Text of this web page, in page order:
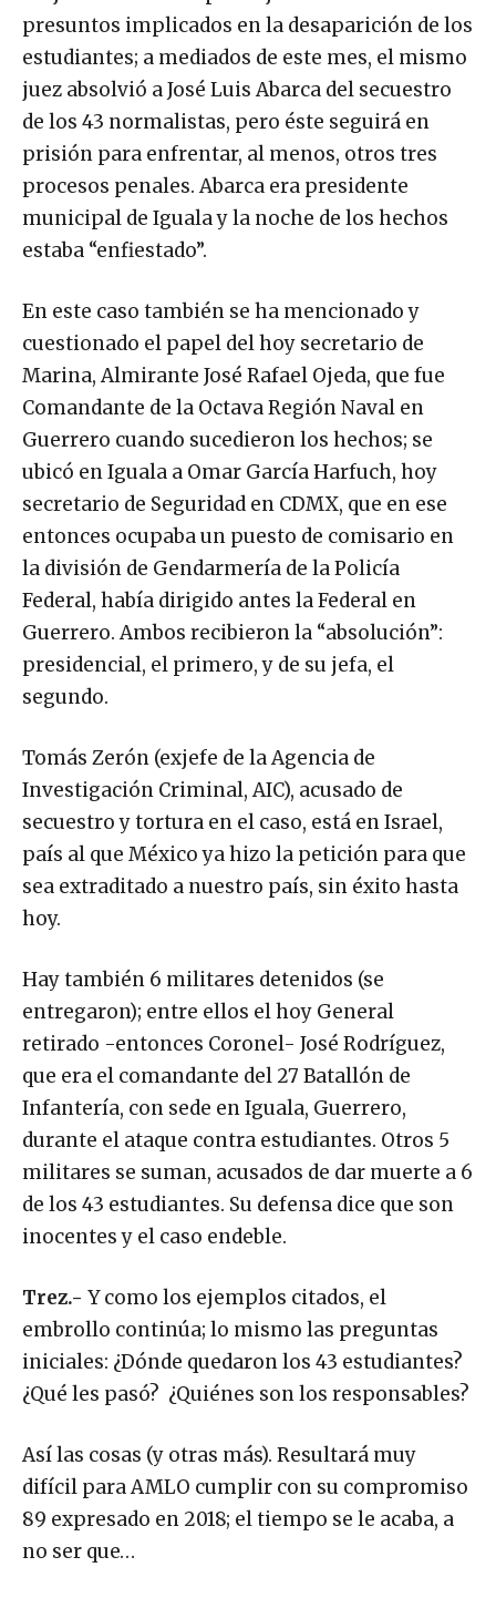
presuntos implicados en la desaparición de los
estudiantes; a mediados de este mes, el mismo
juez absolvió a José Luis Abarca del secuestro
de los 43 normalistas, pero éste seguirá en
prisión para enfrentar, al menos, otros tres
procesos penales. Abarca era presidente
municipal de Iguala y la noche de los hechos
estaba “enfiestado”.
En este caso también se ha mencionado y
cuestionado el papel del hoy secretario de
Marina, Almirante José Rafael Ojeda, que fue
Comandante de la Octava Región Naval en
Guerrero cuando sucedieron los hechos; se
ubicó en Iguala a Omar García Harfuch, hoy
secretario de Seguridad en CDMX, que en ese
entonces ocupaba un puesto de comisario en
la división de Gendarmería de la Policía
Federal, había dirigido antes la Federal en
Guerrero. Ambos recibieron la “absolución”:
presidencial, el primero, y de su jefa, el
segundo.
Tomás Zerón (exjefe de la Agencia de
Investigación Criminal, AIC), acusado de
secuestro y tortura en el caso, está en Israel,
país al que México ya hizo la petición para que
sea extraditado a nuestro país, sin éxito hasta
hoy.
Hay también 6 militares detenidos (se
entregaron); entre ellos el hoy General
retirado -entonces Coronel- José Rodríguez,
que era el comandante del 27 Batallón de
Infantería, con sede en Iguala, Guerrero,
durante el ataque contra estudiantes. Otros 5
militares se suman, acusados de dar muerte a 6
de los 43 estudiantes. Su defensa dice que son
inocentes y el caso endeble.
Trez.- Y como los ejemplos citados, el
embrollo continúa; lo mismo las preguntas
iniciales: ¿Dónde quedaron los 43 estudiantes?
¿Qué les pasó? ¿Quiénes son los responsables?
Así las cosas (y otras más). Resultará muy
difícil para AMLO cumplir con su compromiso
89 expresado en 2018; el tiempo se le acaba, a
no ser que…